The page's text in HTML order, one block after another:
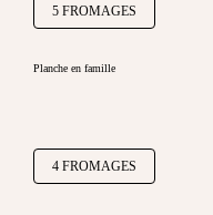
5 FROMAGES
Planche en famille
4 FROMAGES